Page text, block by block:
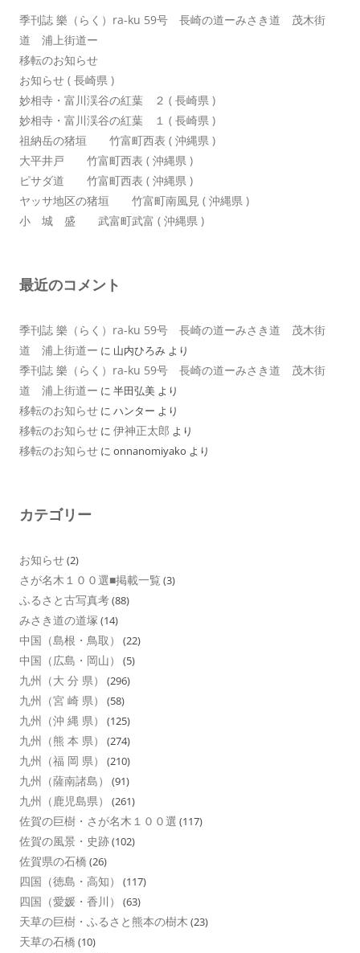
季刊誌 樂（らく）ra-ku 59号 長崎の道ーみさき道 茂木街
道 浦上街道ー
移転のお知らせ
お知らせ ( 長崎県 )
妙相寺・富川渓谷の紅葉 ２ ( 長崎県 )
妙相寺・富川渓谷の紅葉 １ ( 長崎県 )
祖納岳の猪垣 竹富町西表 ( 沖縄県 )
大平井戸 竹富町西表 ( 沖縄県 )
ピサダ道 竹富町西表 ( 沖縄県 )
ヤッサ地区の猪垣 竹富町南風見 ( 沖縄県 )
小 城 盛 武富町武富 ( 沖縄県 )
最近のコメント
季刊誌 樂（らく）ra-ku 59号 長崎の道ーみさき道 茂木街
道 浦上街道ー に 山内ひろみ より
季刊誌 樂（らく）ra-ku 59号 長崎の道ーみさき道 茂木街
道 浦上街道ー に 半田弘美 より
移転のお知らせ に ハンター より
移転のお知らせ に 伊神正太郎 より
移転のお知らせ に onnanomiyako より
カテゴリー
お知らせ(2)
さが名木１００選■掲載一覧 (3)
ふるさと古写真考(88)
みさき道の道塚 (14)
中国（島根・鳥取） (22)
中国（広島・岡山） (5)
九州（大 分 県） (296)
九州（宮 崎 県） (58)
九州（沖 縄 県） (125)
九州（熊 本 県） (274)
九州（福 岡 県） (210)
九州（薩南諸島） (91)
九州（鹿児島県） (261)
佐賀の巨樹・さが名木１００選 (117)
佐賀の風景・史跡(102)
佐賀県の石橋 (26)
四国（徳島・高知） (117)
四国（愛媛・香川） (63)
天草の巨樹・ふるさと熊本の樹木 (23)
天草の石橋 (10)